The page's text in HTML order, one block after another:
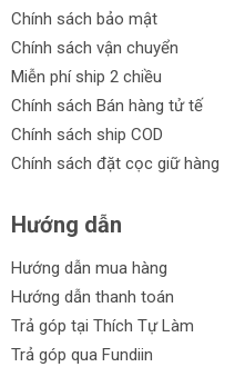
Chính sách bảo mật
Chính sách vận chuyển
Miễn phí ship 2 chiều
Chính sách Bán hàng tử tế
Chính sách ship COD
Chính sách đặt cọc giữ hàng
Hướng dẫn
Hướng dẫn mua hàng
Hướng dẫn thanh toán
Trả góp tại Thích Tự Làm
Trả góp qua Fundiin